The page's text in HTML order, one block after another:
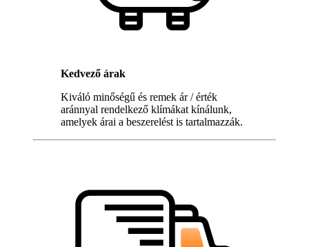
Kedvező árak
Kiváló minőségű és remek ár / érték
aránnyal rendelkező klímákat kínálunk,
amelyek árai a beszerelést is tartalmazzák.